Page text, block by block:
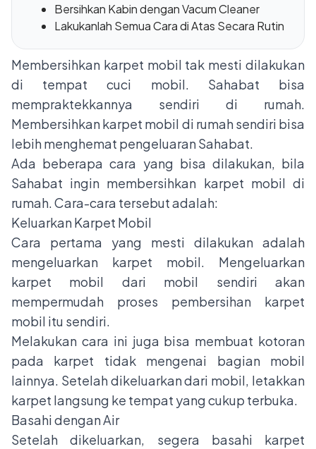
Bersihkan Kabin dengan Vacum Cleaner
Lakukanlah Semua Cara di Atas Secara Rutin
Membersihkan karpet mobil tak mesti dilakukan
di tempat cuci mobil. Sahabat bisa
mempraktekkannya sendiri di rumah.
Membersihkan karpet mobil di rumah sendiri bisa
lebih menghemat pengeluaran Sahabat.
Ada beberapa cara yang bisa dilakukan, bila
Sahabat ingin membersihkan karpet mobil di
rumah. Cara-cara tersebut adalah:
Keluarkan Karpet Mobil
Cara pertama yang mesti dilakukan adalah
mengeluarkan karpet mobil. Mengeluarkan
karpet mobil dari mobil sendiri akan
mempermudah proses pembersihan karpet
mobil itu sendiri.
Melakukan cara ini juga bisa membuat kotoran
pada karpet tidak mengenai bagian mobil
lainnya. Setelah dikeluarkan dari mobil, letakkan
karpet langsung ke tempat yang cukup terbuka.
Basahi dengan Air
Setelah dikeluarkan, segera basahi karpet